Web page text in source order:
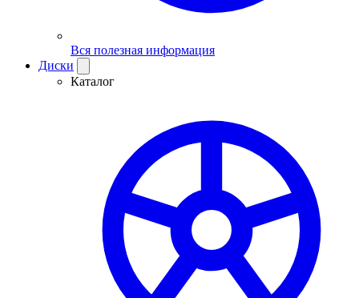
Вся полезная информация
Диски
Каталог